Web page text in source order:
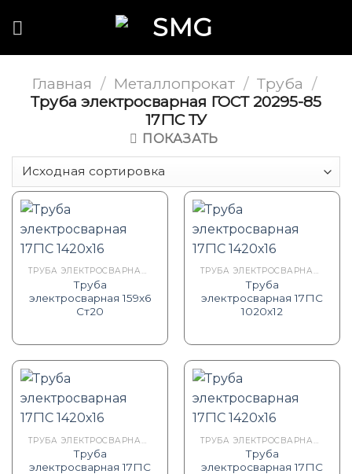
Главная / Металлопрокат / Труба /
Труба электросварная ГОСТ 20295-85
17Г1С ТУ
ПОКАЗАТЬ
ТРУБА ЭЛЕКТРОСВАРНАЯ ГОСТ 20295-85 17Г1С ТУ
Труба
электросварная 159х6
Ст20
ТРУБА ЭЛЕКТРОСВАРНАЯ ГОСТ 20295-85 17Г1С ТУ
Труба
электросварная 17Г1С
1020х12
ТРУБА ЭЛЕКТРОСВАРНАЯ ГОСТ 20295-85 17Г1С ТУ
Труба
электросварная 17Г1С
ТРУБА ЭЛЕКТРОСВАРНАЯ ГОСТ 20295-85 17Г1С ТУ
Труба
электросварная 17Г1С